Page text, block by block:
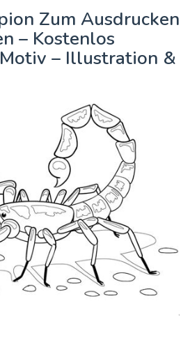
Zum Ausdrucken
– Kostenlos
– Illustration &